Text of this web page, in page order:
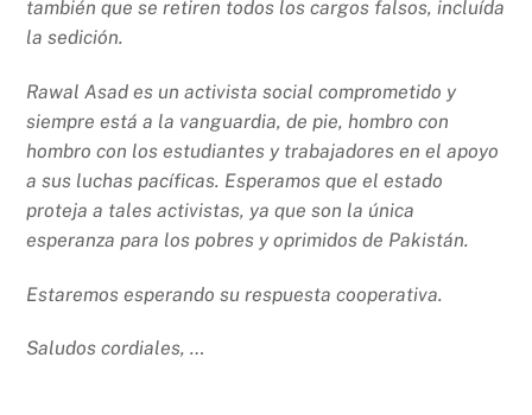
también que se retiren todos los cargos falsos, incluída
la sedición.
Rawal Asad es un activista social comprometido y
siempre está a la vanguardia, de pie, hombro con
hombro con los estudiantes y trabajadores en el apoyo
a sus luchas pacíficas. Esperamos que el estado
proteja a tales activistas, ya que son la única
esperanza para los pobres y oprimidos de Pakistán.
Estaremos esperando su respuesta cooperativa.
Saludos cordiales, …